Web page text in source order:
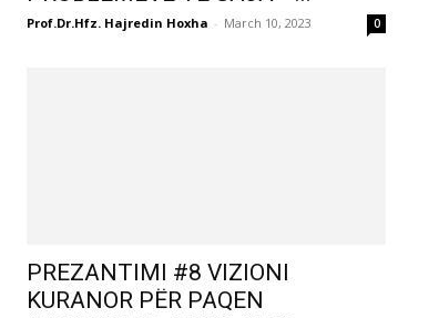
Prof.Dr.Hfz. Hajredin Hoxha - March 10, 2023 0
PREZANTIMI #8 VIZIONI
KURANOR PËR PAQEN